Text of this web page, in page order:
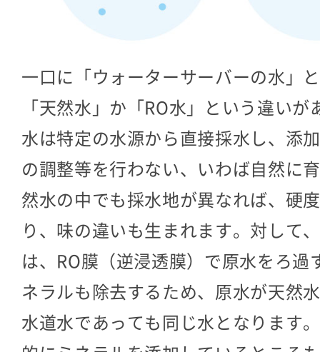
一口に「ウォーターサーバーの水」
「天然水」か「RO水」という違いが
水は特定の水源から直接採水し、添
の調整等を行わない、いわば自然に
然水の中でも採水地が異なれば、硬
り、味の違いも生まれます。対して
は、RO膜（逆浸透膜）で原水をろ過
ネラルも除去するため、原水が天然
水道水であっても同じ水となります